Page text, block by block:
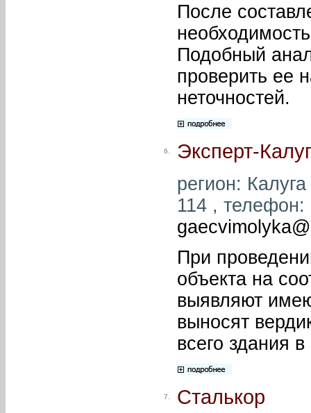
После
Подобный
проверить ее
неточностей.
6. Эксперт-
регион:
114 ,
При
объекта на
выявляют
выносят
всего здания
7. Сталькор